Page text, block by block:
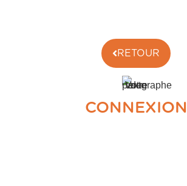
RETOUR
CONNEXION